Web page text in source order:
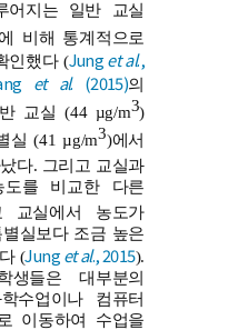
어지는 일반 교실
비해 통계적으로
인했다 (Junget al.,
et al. (2015)의
교실 (44 µg/m3)
실 (41 µg/m3)에서
다. 그리고 교실과
도를 비교한 다른
교실에서 농도가
실보다 조금 높은
(Junget al., 2015).
들은 대부분의
수업이나 컴퓨터
이동하여 수업을